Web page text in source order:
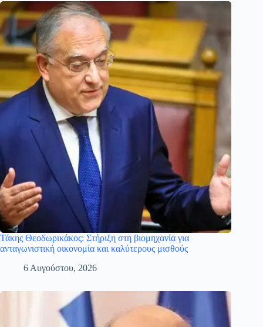
Τάκης Θεοδωρικάκος: Στήριξη στη βιομηχανία για
ανταγωνιστική οικονομία και καλύτερους μισθούς
6 Αυγούστου, 2026